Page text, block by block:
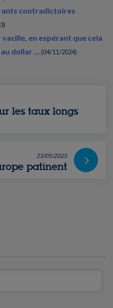
contradictoires
)
vacille, en espérant que cela
dollar … (04/11/2024)
les taux longs
23/05/2025
patinent